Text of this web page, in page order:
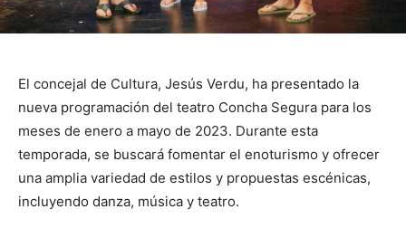
El concejal de Cultura, Jesús Verdu, ha presentado la
nueva programación del teatro Concha Segura para los
meses de enero a mayo de 2023. Durante esta
temporada, se buscará fomentar el enoturismo y ofrecer
una amplia variedad de estilos y propuestas escénicas,
incluyendo danza, música y teatro.